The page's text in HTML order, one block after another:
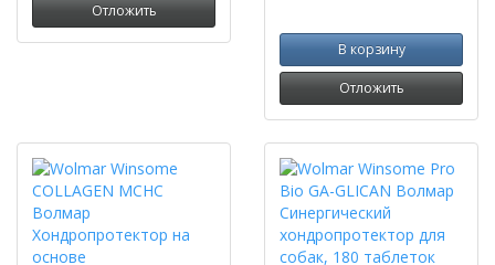
Отложить
В корзину
Отложить